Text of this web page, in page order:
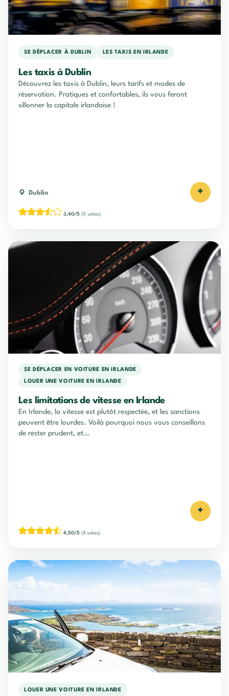
SE DÉPLACER À DUBLIN LES TAXIS EN IRLANDE
Les taxis à Dublin
Découvrez les taxis à Dublin, leurs tarifs et modes de
réservation. Pratiques et confortables, ils vous feront
sillonner la capitale irlandaise !
Dublin +
3,40/5 (5 votes)
SE DÉPLACER EN VOITURE EN IRLANDE
LOUER UNE VOITURE EN IRLANDE
Les limitations de vitesse en Irlande
En Irlande, la vitesse est plutôt respectée, et les sanctions
peuvent être lourdes. Voilà pourquoi nous vous conseillons
de rester prudent, et…
+
4,50/5 (4 votes)
LOUER UNE VOITURE EN IRLANDE